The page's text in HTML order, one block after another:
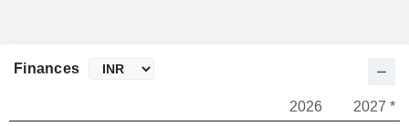
Finances
2026
2027 *